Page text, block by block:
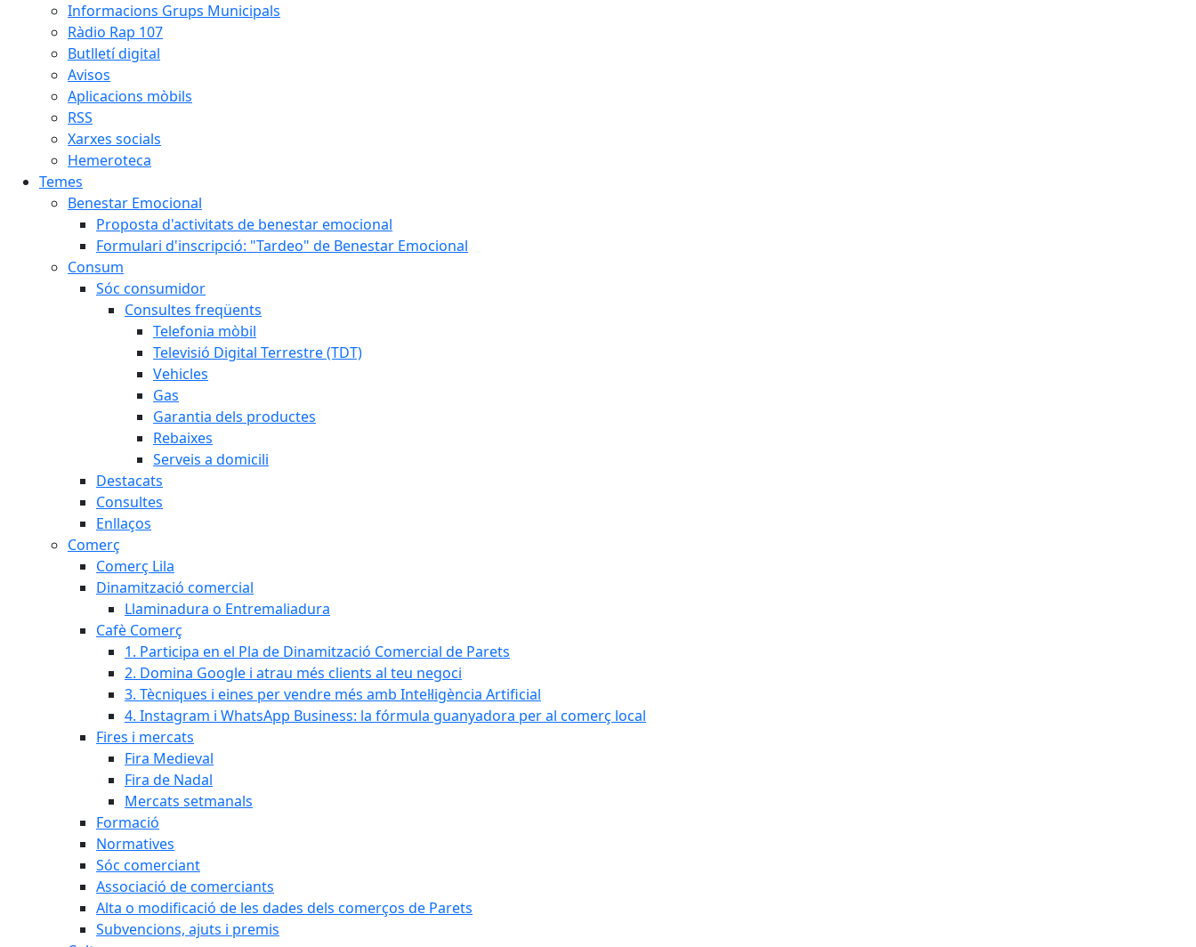
Informacions Grups Municipals
Ràdio Rap 107
Butlletí digital
Avisos
Aplicacions mòbils
RSS
Xarxes socials
Hemeroteca
Temes
Benestar Emocional
Proposta d'activitats de benestar emocional
Formulari d'inscripció: "Tardeo" de Benestar Emocional
Consum
Sóc consumidor
Consultes freqüents
Telefonia mòbil
Televisió Digital Terrestre (TDT)
Vehicles
Gas
Garantia dels productes
Rebaixes
Serveis a domicili
Destacats
Consultes
Enllaços
Comerç
Comerç Lila
Dinamització comercial
Llaminadura o Entremaliadura
Cafè Comerç
1. Participa en el Pla de Dinamització Comercial de Parets
2. Domina Google i atrau més clients al teu negoci
3. Tècniques i eines per vendre més amb Intel·ligència Artificial
4. Instagram i WhatsApp Business: la fórmula guanyadora per al comerç local
Fires i mercats
Fira Medieval
Fira de Nadal
Mercats setmanals
Formació
Normatives
Sóc comerciant
Associació de comerciants
Alta o modificació de les dades dels comerços de Parets
Subvencions, ajuts i premis